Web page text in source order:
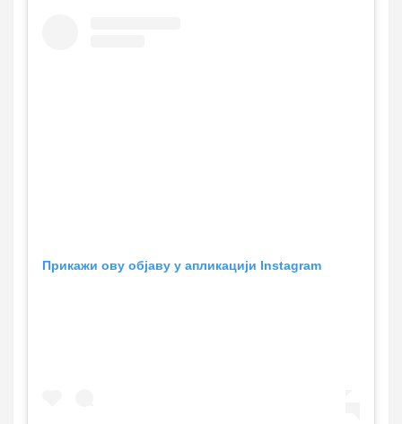
Прикажи ову објаву у апликацији Instagram